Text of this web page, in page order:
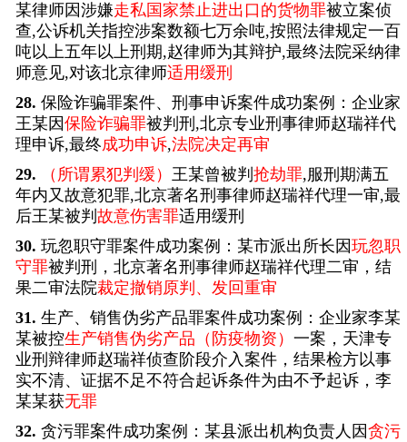
某律师因涉嫌走私国家禁止进出口的货物罪被立案侦
查,公诉机关指控涉案数额七万余吨,按照法律规定一百
吨以上五年以上刑期,赵律师为其辩护,最终法院采纳律
师意见,对该北京律师适用缓刑
28. 保险诈骗罪案件、刑事申诉案件成功案例：企业家
王某因保险诈骗罪被判刑,北京专业刑事律师赵瑞祥代
理申诉,最终成功申诉,法院决定再审
29.
（所谓累犯判缓） 王某曾被判 抢劫罪,服刑期满五
年内又故意犯罪,北京著名刑事律师赵瑞祥代理一审,最
后王某被判 故意伤害罪适用缓刑
30. 玩忽职守罪案件成功案例：某市派出所长因玩忽职
守罪被判刑，北京著名刑事律师赵瑞祥代理二审，结
果二审法院裁定撤销原判、发回重审
31. 生产、销售伪劣产品罪案件成功案例：企业家李某
某被控生产销售伪劣产品（防疫物资） 一案，天津专
业刑辩律师赵瑞祥侦查阶段介入案件，结果检方以事
实不清、证据不足不符合起诉条件为由不予起诉，李
某某获无罪
32. 贪污罪案件成功案例：某县派出机构负责人因贪污